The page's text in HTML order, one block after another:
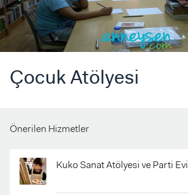
Çocuk Atölyesi
Önerilen Hizmetler
Kuko Sanat Atölyesi ve Parti Evi